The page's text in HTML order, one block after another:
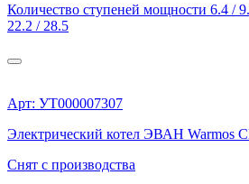
Количество ступеней мощности 6.4 /
22.2 / 28.5
Арт: УТ000007307
Электрический котел ЭВАН Warmos
Снят с производства